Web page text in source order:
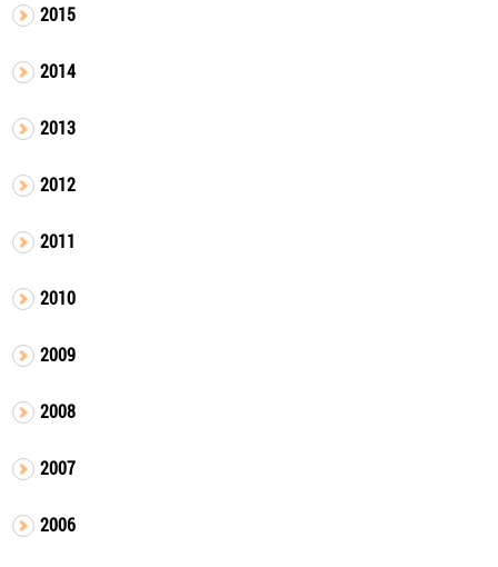
2015
2014
2013
2012
2011
2010
2009
2008
2007
2006